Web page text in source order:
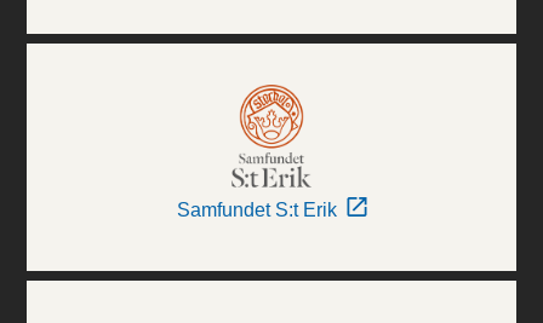
Samfundet S:t Erik